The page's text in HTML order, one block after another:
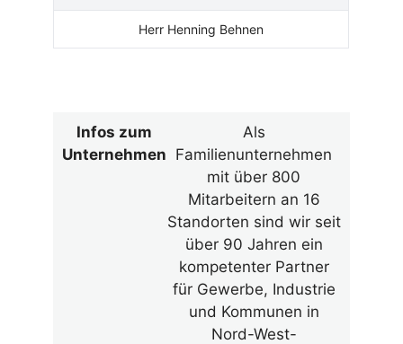
Herr Henning Behnen
Infos zum
Unternehmen
Als
Familienunternehmen
mit über 800
Mitarbeitern an 16
Standorten sind wir seit
über 90 Jahren ein
kompetenter Partner
für Gewerbe, Industrie
und Kommunen in
Nord-West-